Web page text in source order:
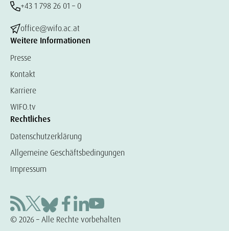
+43 1 798 26 01 – 0
office@wifo.ac.at
Weitere Informationen
Presse
Kontakt
Karriere
WIFO.tv
Rechtliches
Datenschutzerklärung
Allgemeine Geschäftsbedingungen
Impressum
© 2026 – Alle Rechte vorbehalten